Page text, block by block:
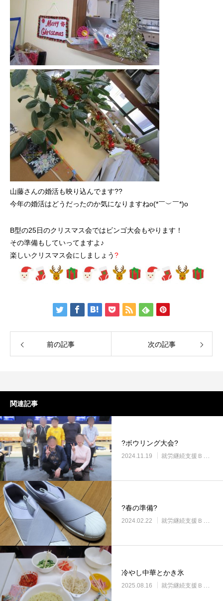
山藤さんの婚活も映り込んでます??
今年の婚活はどうだったのか気になりますねo(*￣︶￣*)o
B型の25日のクリスマス会ではビンゴ大会もやります！
その準備もしていってますよ♪
楽しいクリスマス会にしましょう?
前の記事 次の記事
関連記事
?ボウリング大会?
2024.11.19 就労継続支援Ｂ型・ニコサービス城東センター
?春の準備?
2024.02.22 就労継続支援Ｂ型・ニコサービス城東センター
冷やし中華とかき氷
2025.08.16 就労継続支援Ｂ型・ニコサービス城東センター